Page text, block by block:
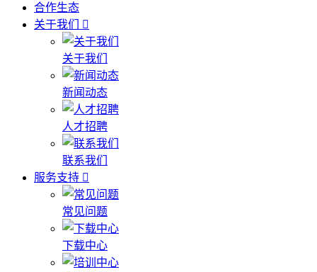
合作生态
关于我们
关于我们
新闻动态
人才招聘
联系我们
服务支持
常见问题
下载中心